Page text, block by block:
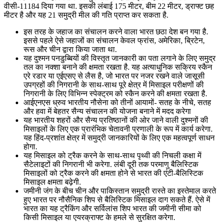
वीसी-11184 दिया गया था. इसकी लंबाई 175 मीटर, बीम 22 मीटर, ड्राफ्ट छह
मीटर है और यह 21 समुद्री मील की गति प्राप्त कर सकता है.
इस तरह के जहाज का संचालन करने वाला भारत छठा देश बन गया है.
इससे पहले ऐसे जहाजों का संचालन केवल फ्रांस, अमेरिका, ब्रिटेन,
रूस और चीन द्वारा किया जाता था.
यह दुश्मन पनडुब्बियों की विस्तृत जानकारी का पता लगाने के लिए समुद्र
तल का नक्शा बनाने की क्षमता रखता है. यह अत्याधुनिक सक्रिय स्कैन
एरे रडार या एईएसए से लैस है, जो भारत पर नजर रखने वाले जासूसी
उपग्रहों की निगरानी के साथ-साथ पूरे क्षेत्र में मिसाइल परीक्षणों की
निगरानी के लिए विभिन्न स्पेक्ट्रम को स्कैन करने की क्षमता रखता है.
आईएनएस ध्रुव भारतीय नौसेना को तीनों आयामों- सतह के नीचे, सतह
और हवा में बेहतर सैन्य संचालन की योजना बनाने में मदद करेगा
यह भारतीय शहरों और सैन्य प्रतिष्ठानों की ओर जाने वाली दुश्मनों की
मिसाइलों के लिए एक प्रारंभिक चेतावनी प्रणाली के रूप में कार्य करेगा.
यह हिंद-प्रशांत क्षेत्र में समुद्री जानकारियों के लिए एक महत्वपूर्ण साधन
होगा.
यह मिसाइल को ट्रैक करने के साथ-साथ पृथ्वी की निचली कक्षा में
सैटेलाइटों की निगरानी भी करेगा. लंबी दूरी तक परमाणु बैलिस्टिक
मिसाइलों को ट्रैक करने की क्षमता होने से भारत की एंटी-बैलिस्टिक
मिसाइल क्षमता बढ़ेगी.
जमीनी जंग के बीच चीन और पाकिस्तान समुद्री रास्ते का इस्तेमाल करते
हुए भारत पर नौसैनिक शिप से बैलिस्टिक मिसाइल दाग सकते हैं. ऐसे में
भारत का यह ट्रैकिंग और सर्विलांस शिप भारत की जमीनी सीमा को
किसी मिसाइल या एयरक्राफ्ट के हमले से सुरक्षित करेगा.